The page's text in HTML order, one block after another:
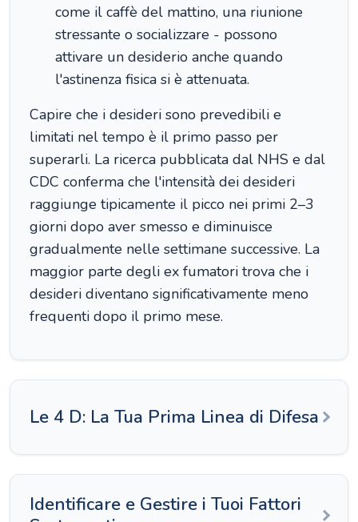
come il caffè del mattino, una riunione
stressante o socializzare - possono
attivare un desiderio anche quando
l'astinenza fisica si è attenuata.
Capire che i desideri sono prevedibili e
limitati nel tempo è il primo passo per
superarli. La ricerca pubblicata dal NHS e dal
CDC conferma che l'intensità dei desideri
raggiunge tipicamente il picco nei primi 2–3
giorni dopo aver smesso e diminuisce
gradualmente nelle settimane successive. La
maggior parte degli ex fumatori trova che i
desideri diventano significativamente meno
frequenti dopo il primo mese.
Le 4 D: La Tua Prima Linea di Difesa
Identificare e Gestire i Tuoi Fattori